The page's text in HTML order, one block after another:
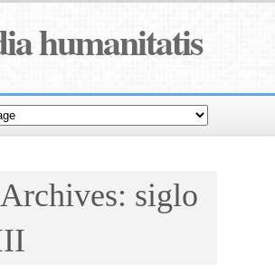
humanitatis
siglo